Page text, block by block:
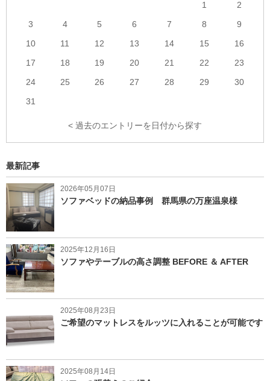
1
2
3
4 5 6 7 8
9
10
11 12 13 14 15
16
17
18 19 20 21 22
23
24
25 26 27 28 29
30
31
< 過去のエントリーを日付から探す
最新記事
2026年05月07日
ソファベッドの納品事例 群馬県の万座温泉様
2025年12月16日
ソファやテーブルの高さ調整 BEFORE ＆ AFTER
2025年08月23日
ご希望のマットレスをルッツに入れることが可能です
2025年08月14日